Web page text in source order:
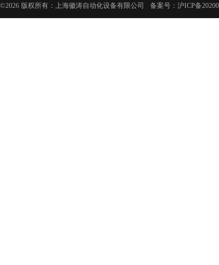
©2026 版权所有：上海徽涛自动化设备有限公司 备案号： 沪ICP备